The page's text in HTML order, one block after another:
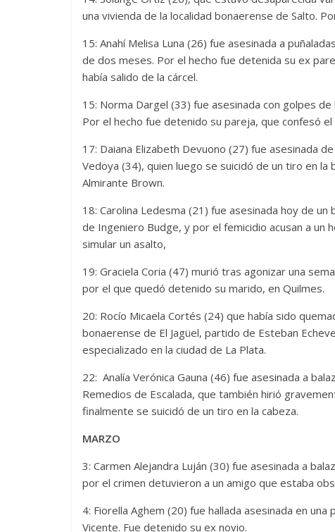
una vivienda de la localidad bonaerense de Salto.
15: Anahí Melisa Luna (26) fue asesinada a
de dos meses. Por el hecho fue detenida su ex
había salido de la cárcel.
15: Norma Dargel (33) fue asesinada con golpes
Por el hecho fue detenido su pareja, que confesó el
17: Daiana Elizabeth Devuono (27) fue asesinada
Vedoya (34), quien luego se suicidó de un tiro en
Almirante Brown.
18: Carolina Ledesma (21) fue asesinada hoy de
de Ingeniero Budge, y por el femicidio acusan a un
simular un asalto,
19: Graciela Coria (47) murió tras agonizar una
por el que quedó detenido su marido, en Quilmes.
20: Rocío Micaela Cortés (24) que había sido
bonaerense de El Jagüel, partido de Esteban
especializado en la ciudad de La Plata.
22: Analía Verónica Gauna (46) fue asesinada a
Remedios de Escalada, que también hirió
finalmente se suicidó de un tiro en la cabeza.
MARZO
3: Carmen Alejandra Luján (30) fue asesinada a
por el crimen detuvieron a un amigo que estaba
4: Fiorella Aghem (20) fue hallada asesinada en
Vicente. Fue detenido su ex novio.